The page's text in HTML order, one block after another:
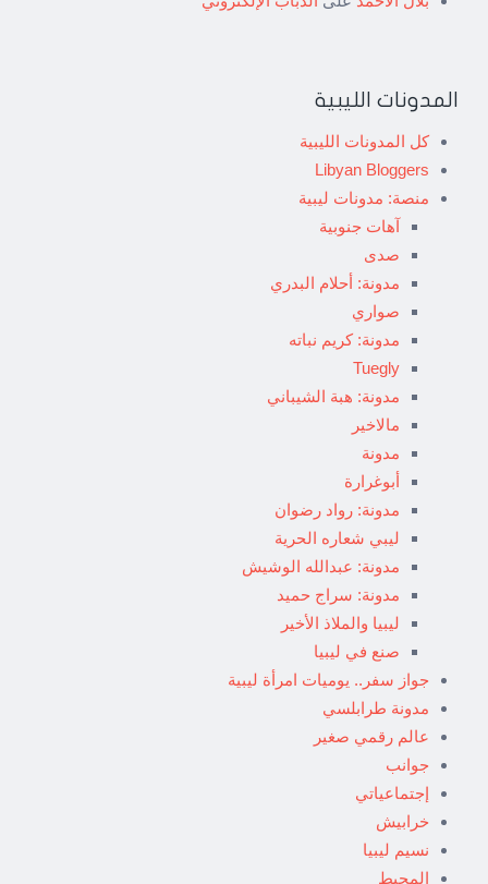
المدونات الليبية
كل المدونات الليبية
Libyan Bloggers
منصة: مدونات ليبية
آهات جنوبية
صدى
مدونة: أحلام البدري
صواري
مدونة: كريم نباته
Tuegly
مدونة: هبة الشيباني
مالاخير
مدونة
أبوغرارة
مدونة: رواد رضوان
ليبي شعاره الحرية
مدونة: عبدالله الوشيش
مدونة: سراج حميد
ليبيا والملاذ الأخير
صنع في ليبيا
جواز سفر.. يوميات امرأة ليبية
مدونة طرابلسي
عالم رقمي صغير
جوانب
إجتماعياتي
خرابيش
نسيم ليبيا
المحيط